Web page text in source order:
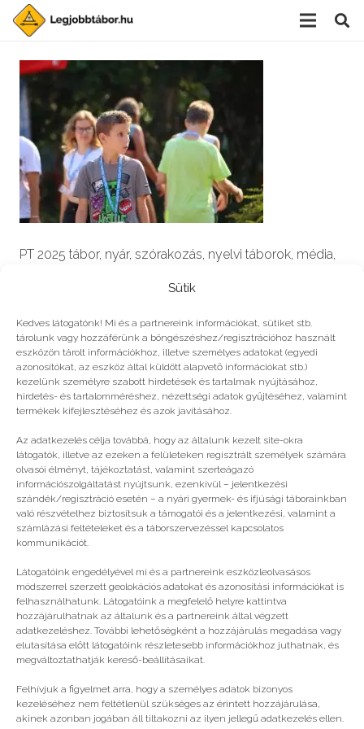
Sütik
Kedves látogatónk! Mi és a partnereink információkat, sütiket stb.
tárolunk vagy hozzáférünk a böngészéshez/regisztrációhoz használt
eszközön tárolt információkhoz, illetve személyes adatokat (egyedi
azonosítókat, az eszköz által küldött alapvető információkat stb.)
kezelünk személyre szabott hirdetések és tartalmak nyújtásához,
hirdetés- és tartalomméréshez, nézettségi adatok gyűjtéséhez, valamint
termékek kifejlesztéséhez és azok javításához.
Az adatkezelés célja továbbá, hogy az általunk kezelt site-okra
látogatók, illetve az ezeken a felületeken regisztrált személyek számára
olvasói élményt, tájékoztatást, valamint szerteágazó
információszolgáltatást nyújtsunk, ezenkívül – jelentkezési
szándék/regisztráció esetén – a nyári gyermek- és ifjúsági táborainkban
való részvételhez biztosítsuk a támogatói és a jelentkezési, valamint a
számlázási feltételeket és a táborszervezéssel kapcsolatos
kommunikációt.
Látogatóink engedélyével mi és a partnereink eszközleolvasásos
módszerrel szerzett geolokációs adatokat és azonosítási információkat is
felhasználhatunk. Látogatóink a megfelelő helyre kattintva
hozzájárulhatnak az általunk és a partnereink által végzett
adatkezeléshez. További lehetőségként a hozzájárulás megadása vagy
elutasítása előtt látogatóink részletesebb információkhoz juthatnak, és
megváltoztathatják kereső-beállításaikat.
Felhívjuk a figyelmet arra, hogy a személyes adatok bizonyos
kezeléséhez nem feltétlenül szükséges az érintett hozzájárulása,
akinek azonban jogában áll tiltakozni az ilyen jellegű adatkezelés ellen.
PT 2025 tábor, nyár, szórakozás, nyelvi táborok, média,
játéktábor, programozás, kézművestábor, kreativitás,
tőzsde, gazdaság, 3D, technika
Vélemény, hozzászólás?
Az e-mail címet nem tesszük közzé. A kötelező
mezőket*karakterrel jelöltük
A nevem, e-mail címem, és weboldalcímem